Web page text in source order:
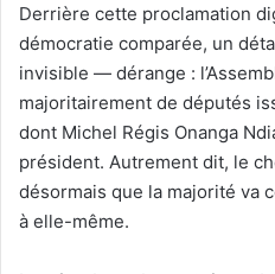
Derrière cette proclamation
démocratie comparée, un
invisible — dérange :
majoritairement de députés
dont Michel Régis Onanga
président. Autrement dit, le
désormais que la majorité va
à elle-même.